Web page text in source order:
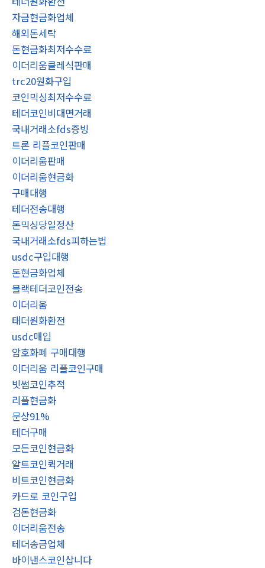
자금현금화업체
해외돈세탁
돈현금화최저수수료
이더리움클레식판매
trc20원화구입
코인믹싱최저수수료
테더코인비대면거래
국내거래소fds증빙
트론 리플코인판매
이더리움판매
이더리움현금화
구매대행
테더전송대행
돈믹싱당일정산
국내거래소fds피하는법
usdc구입대행
돈현금화업체
블랙테더코인전송
이더리움
태더원화환전
usdc매입
암호화폐 구매대행
이더리움 리플코인구매
빗썸코인추적
리플현금화
문상91%
테더구매
모든코인현금화
알트코인퀵거래
비트코인현금화
카드로 코인구입
검돈현금화
이더리움전송
테더송금업체
바이낸스코인삽니다